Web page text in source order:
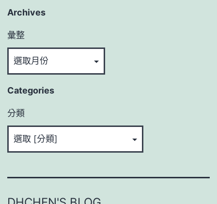
Archives
彙整
Categories
分類